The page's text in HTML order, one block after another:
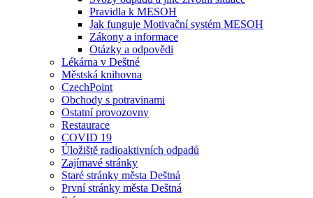
Pravidla k MESOH
Jak funguje Motivační systém MESOH
Zákony a informace
Otázky a odpovědi
Lékárna v Deštné
Městská knihovna
CzechPoint
Obchody s potravinami
Ostatní provozovny
Restaurace
COVID 19
Úložiště radioaktivních odpadů
Zajímavé stránky
Staré stránky města Deštná
První stránky města Deštná